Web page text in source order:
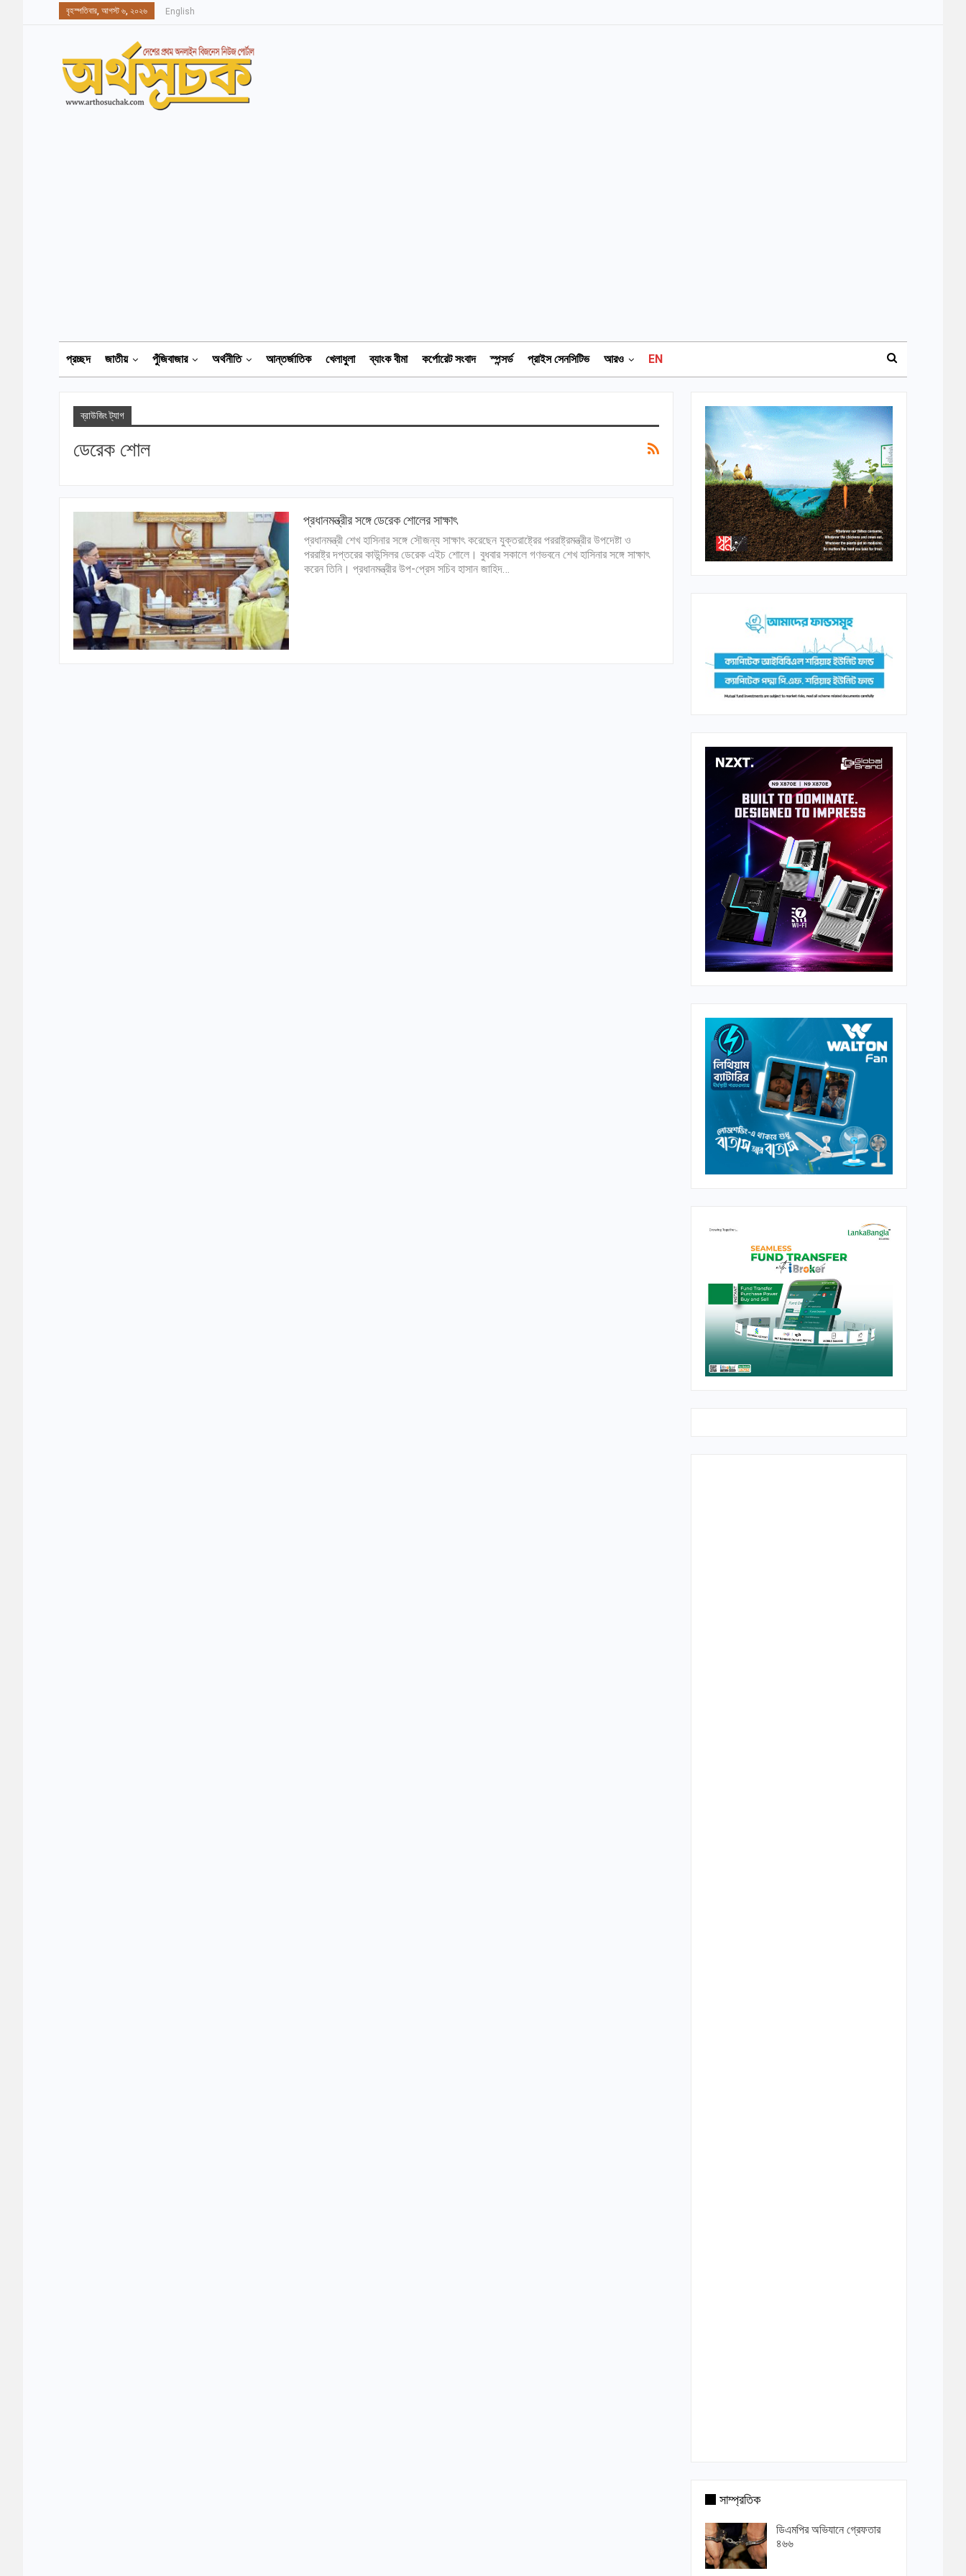
বৃহস্পতিবার, আগস্ট ৬, ২০২৬ English
প্রচ্ছদ জাতীয় পুঁজিবাজার অর্থনীতি আন্তর্জাতিক খেলাধুলা ব্যাংক বীমা কর্পোরেট সংবাদ স্পন্সর্ড প্রাইস সেনসিটিভ আরও EN
ব্রাউজিং ট্যাগ
ডেরেক শোল
প্রধানমন্ত্রীর সঙ্গে ডেরেক শোলের সাক্ষাৎ
প্রধানমন্ত্রী শেখ হাসিনার সঙ্গে সৌজন্য সাক্ষাৎ করেছেন যুক্তরাষ্ট্রের পররাষ্ট্রমন্ত্রীর উপদেষ্টা ও
পররাষ্ট্র দপ্তরের কাউন্সিলর ডেরেক এইচ শোলে। বুধবার সকালে গণভবনে শেখ হাসিনার সঙ্গে সাক্ষাৎ
করেন তিনি। প্রধানমন্ত্রীর উপ-প্রেস সচিব হাসান জাহিদ…
সাম্প্রতিক
ডিএমপির অভিযানে গ্রেফতার
৪৬৬